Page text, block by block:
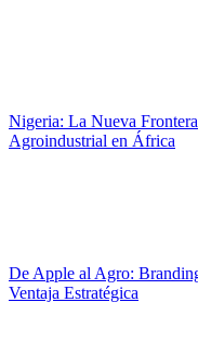
Nigeria: La Nueva
Agroindustrial en África
De Apple al Agro:
Ventaja Estratégica